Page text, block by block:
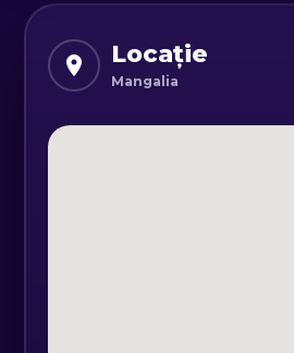
sau un eveniment de
iahtul nostru oferă
Locație
Mangalia